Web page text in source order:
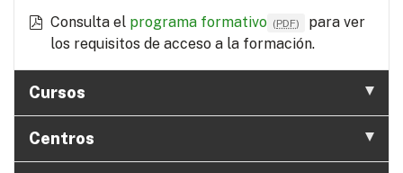
Consulta el programa formativo (PDF)
para ver
los requisitos de acceso a la formación.
Cursos
Centros